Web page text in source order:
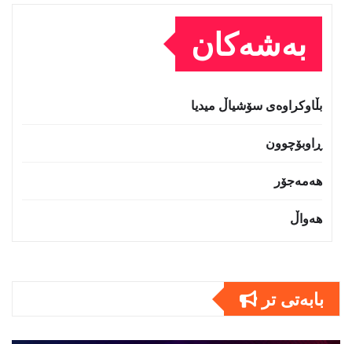
بەشەکان
بڵاوکراوەی سۆشیاڵ میدیا
ڕاوبۆچوون
هەمەجۆر
هەواڵ
بابەتى تر